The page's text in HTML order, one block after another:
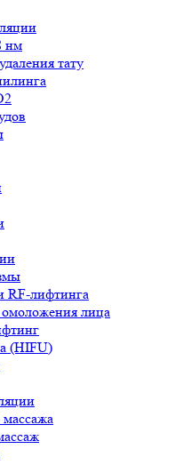
нм
тату
RF-лифтинга
лица
(HIFU)